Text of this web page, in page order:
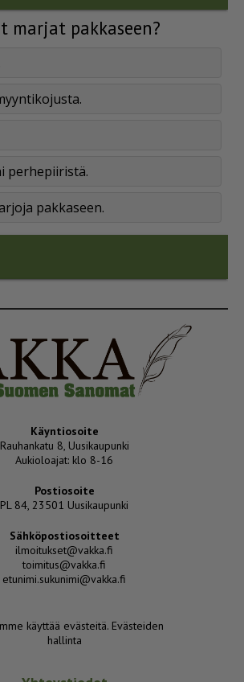
marjat pakkaseen?
perhepiiristä.
pakkaseen.
Käyntiosoite
Rauhankatu 8, Uusikaupunki
Aukioloajat: klo 8-16
Postiosoite
PL 84, 23501 Uusikaupunki
Sähköpostiosoitteet
ilmoitukset@vakka.fi
toimitus@vakka.fi
etunimi.sukunimi@vakka.fi
käyttää evästeitä. Evästeiden
hallinta